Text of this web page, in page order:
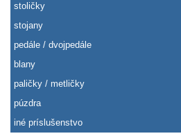
stoličky
stojany
pedále / dvojpedále
blany
paličky / metličky
púzdra
iné príslušenstvo